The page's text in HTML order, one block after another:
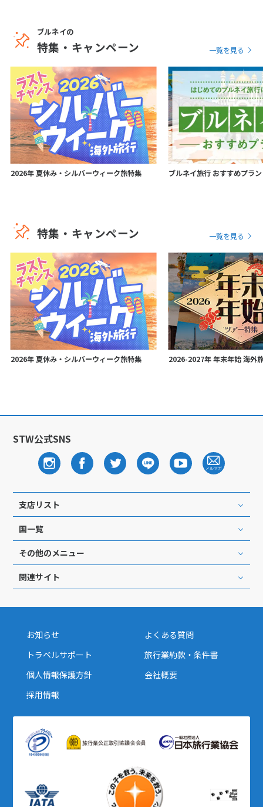
ブルネイの
特集・キャンペーン 一覧を見る
2026年 夏休み・シルバーウィーク旅特集 ブルネイ旅行 おすすめプラン
特集・キャンペーン 一覧を見る
2026年 夏休み・シルバーウィーク旅特集 2026-2027年 年末年始 海外
STW公式SNS
支店リスト
国一覧
その他のメニュー
関連サイト
お知らせ
よくある質問
トラベルサポート
旅行業約款・条件書
個人情報保護方針
会社概要
採用情報